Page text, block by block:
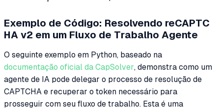
Exemplo de Código: Resolvendo reCAPTC
HA v2 em um Fluxo de Trabalho Agente
O seguinte exemplo em Python, baseado na
documentação oficial da CapSolver, demonstra como um
agente de IA pode delegar o processo de resolução de
CAPTCHA e recuperar o token necessário para
prosseguir com seu fluxo de trabalho. Esta é uma